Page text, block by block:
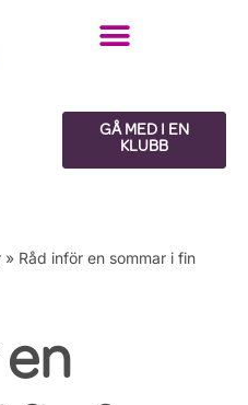
GÅ MED I EN
KLUBB
» Råd inför en sommar i fin